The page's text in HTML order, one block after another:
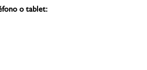
o tablet: